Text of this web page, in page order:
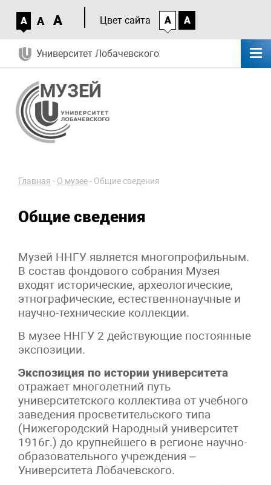
A A A Цвет сайта A A
Университет Лобачевского
Главная - О музее- Общие сведения
Общие сведения
Музей ННГУ является многопрофильным.
В состав фондового собрания Музея
входят исторические, археологические,
этнографические, естественнонаучные и
научно-технические коллекции.
В музее ННГУ 2 действующие постоянные
экспозиции.
Экспозиция по истории университета
отражает многолетний путь
университетского коллектива от учебного
заведения просветительского типа
(Нижегородский Народный университет
1916г.) до крупнейшего в регионе научно-
образовательного учреждения –
Университета Лобачевского.